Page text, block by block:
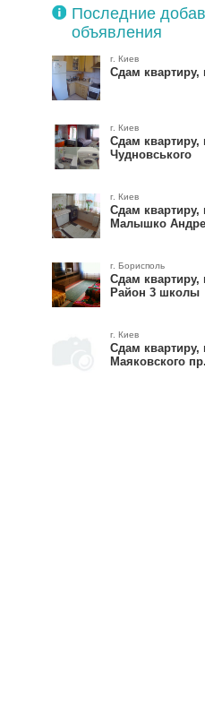
Республики Молдова
доступен в режиме онлайн
Последние
объявления
г. Киев
Сдам квартиру,
г. Киев
Сдам квартиру,
Чудновського
г. Киев
Сдам квартиру,
Малышко
г. Борисполь
Сдам квартиру,
Район 3 школы
г. Киев
Сдам квартиру,
Маяковского пр.